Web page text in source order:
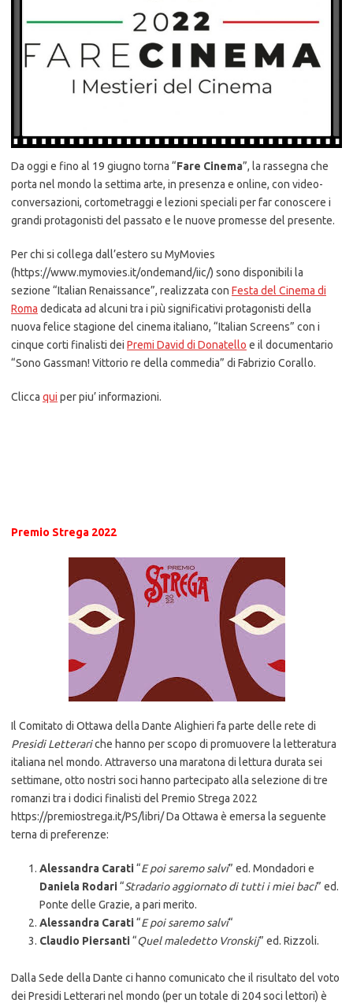
Da oggi e fino al 19 giugno torna “Fare Cinema”, la rassegna che
porta nel mondo la settima arte, in presenza e online, con video-
conversazioni, cortometraggi e lezioni speciali per far conoscere i
grandi protagonisti del passato e le nuove promesse del presente.
Per chi si collega dall’estero su MyMovies
(https://www.mymovies.it/ondemand/iic/) sono disponibili la
sezione “Italian Renaissance”, realizzata con Festa del Cinema di
Roma dedicata ad alcuni tra i più significativi protagonisti della
nuova felice stagione del cinema italiano, “Italian Screens” con i
cinque corti finalisti dei Premi David di Donatello e il documentario
“Sono Gassman! Vittorio re della commedia” di Fabrizio Corallo.
Clicca qui per piu’ informazioni.
Premio Strega 2022
Il Comitato di Ottawa della Dante Alighieri fa parte delle rete di
Presidi Letterariche hanno per scopo di promuovere la letteratura
italiana nel mondo. Attraverso una maratona di lettura durata sei
settimane, otto nostri soci hanno partecipato alla selezione di tre
romanzi tra i dodici finalisti del Premio Strega 2022
https://premiostrega.it/PS/libri/ Da Ottawa è emersa la seguente
terna di preferenze:
Alessandra Carati“E poi saremo salvi” ed. Mondadori e
Daniela Rodari“Stradario aggiornato di tutti i miei baci” ed.
Ponte delle Grazie, a pari merito.
Alessandra Carati“E poi saremo salvi“
Claudio Piersanti“Quel maledetto Vronskij” ed. Rizzoli.
Dalla Sede della Dante ci hanno comunicato che il risultato del voto
dei Presidi Letterari nel mondo (per un totale di 204 soci lettori) è